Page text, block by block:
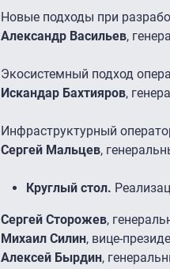
Новые подходы при
Александр Васильев,
Экосистемный подход
Искандар Бахтияров,
Инфраструктурный
Сергей Мальцев,
Круглый стол.
Сергей Сторожев,
Михаил Силин, вице-
Алексей Бырдин,